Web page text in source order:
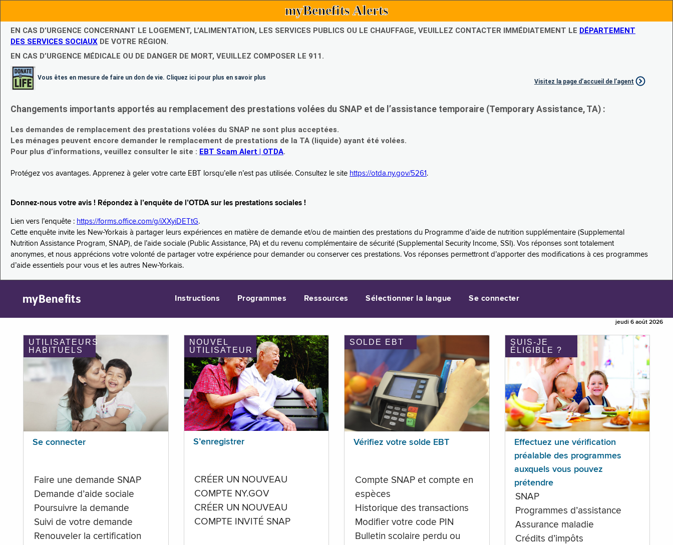
myBenefits Alerts
EN CAS D’URGENCE CONCERNANT LE LOGEMENT, L’ALIMENTATION, LES SERVICES PUBLICS OU LE CHAUFFAGE, VEUILLEZ CONTACTER IMMÉDIATEMENT LE DÉPARTEMENT
DES SERVICES SOCIAUX DE VOTRE RÉGION.
EN CAS D’URGENCE MÉDICALE OU DE DANGER DE MORT, VEUILLEZ COMPOSER LE 911.
Vous êtes en mesure de faire un don de vie. Cliquez ici pour plus en savoir plus
Visitez la page d’accueil de l’agent
Changements importants apportés au remplacement des prestations volées du SNAP et de l’assistance temporaire (Temporary Assistance, TA) :
Les demandes de remplacement des prestations volées du SNAP ne sont plus acceptées.
Les ménages peuvent encore demander le remplacement de prestations de la TA (liquide) ayant été volées.
Pour plus d’informations, veuillez consulter le site : EBT Scam Alert | OTDA.
Protégez vos avantages. Apprenez à geler votre carte EBT lorsqu’elle n’est pas utilisée. Consultez le site https://otda.ny.gov/5261 .
Donnez-nous votre avis ! Répondez à l’enquête de l’OTDA sur les prestations sociales !
Lien vers l’enquête : https://forms.office.com/g/iXXyiDETtG.
Cette enquête invite les New-Yorkais à partager leurs expériences en matière de demande et/ou de maintien des prestations du Programme d’aide de nutrition supplémentaire (Supplemental
Nutrition Assistance Program, SNAP), de l’aide sociale (Public Assistance, PA) et du revenu complémentaire de sécurité (Supplemental Security Income, SSI). Vos réponses sont totalement
anonymes, et nous apprécions votre volonté de partager votre expérience pour demander ou conserver ces prestations. Vos réponses permettront d’apporter des modifications à ces programmes
d’aide essentiels pour vous et les autres New-Yorkais.
myBenefits Instructions Programmes Ressources Sélectionner la langue Se connecter
jeudi 6 août 2026
UTILISATEURS
HABITUELS
Se connecter
Faire une demande SNAP
Demande d’aide sociale
Poursuivre la demande
Suivi de votre demande
Renouveler la certification
NOUVEL
UTILISATEUR
S’enregistrer
CRÉER UN NOUVEAU
COMPTE NY.GOV
CRÉER UN NOUVEAU
COMPTE INVITÉ SNAP
SOLDE EBT
Vérifiez votre solde EBT
Compte SNAP et compte en
espèces
Historique des transactions
Modifier votre code PIN
Bulletin scolaire perdu ou
SUIS-JE
ÉLIGIBLE ?
Effectuez une vérification
préalable des programmes
auxquels vous pouvez
prétendre
SNAP
Programmes d’assistance
Assurance maladie
Crédits d’impôts